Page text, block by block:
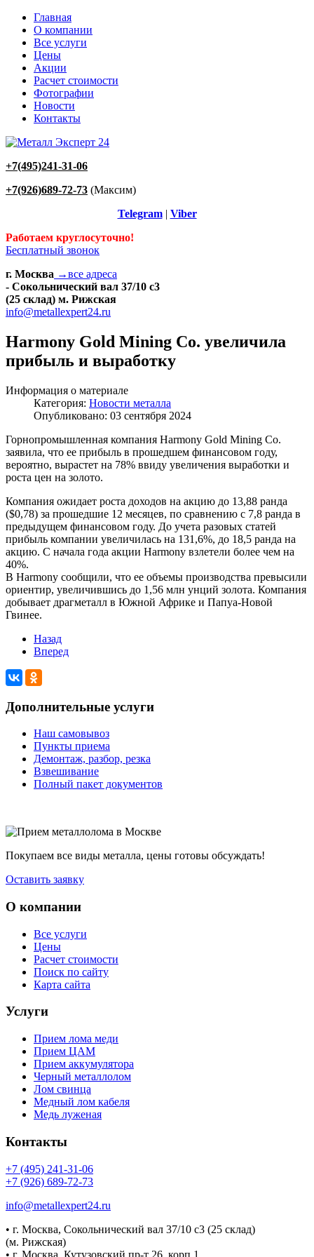
Главная
О компании
Все услуги
Цены
Акции
Расчет стоимости
Фотографии
Новости
Контакты
+7(495)241-31-06
+7(926)689-72-73 (Максим)
Telegram| Viber
Работаем круглосуточно!
Бесплатный звонок
г. Москва →все адреса
- Сокольнический вал 37/10 с3
(25 склад) м. Рижская
info@metallexpert24.ru
Harmony Gold Mining Co. увеличила
прибыль и выработку
Информация о материале
Категория: Новости металла
Опубликовано: 03 сентября 2024
Горнопромышленная компания Harmony Gold Mining Co.
заявила, что ее прибыль в прошедшем финансовом году,
вероятно, вырастет на 78% ввиду увеличения выработки и
роста цен на золото.
Компания ожидает роста доходов на акцию до 13,88 ранда
($0,78) за прошедшие 12 месяцев, по сравнению с 7,8 ранда в
предыдущем финансовом году. До учета разовых статей
прибыль компании увеличилась на 131,6%, до 18,5 ранда на
акцию. С начала года акции Harmony взлетели более чем на
40%.
В Harmony сообщили, что ее объемы производства превысили
ориентир, увеличившись до 1,56 млн унций золота. Компания
добывает драгметалл в Южной Африке и Папуа-Новой
Гвинее.
Назад
Вперед
Дополнительные услуги
Наш самовывоз
Пункты приема
Демонтаж, разбор, резка
Взвешивание
Полный пакет документов
Покупаем все виды металла, цены готовы обсуждать!
Оставить заявку
О компании
Все услуги
Цены
Расчет стоимости
Поиск по сайту
Карта сайта
Услуги
Прием лома меди
Прием ЦАМ
Прием аккумулятора
Черный металлолом
Лом свинца
Медный лом кабеля
Медь луженая
Контакты
+7 (495) 241-31-06
+7 (926) 689-72-73
info@metallexpert24.ru
• г. Москва, Сокольнический вал 37/10 с3 (25 склад)
(м. Рижская)
• г. Москва, Кутузовский пр-т 26, корп.1